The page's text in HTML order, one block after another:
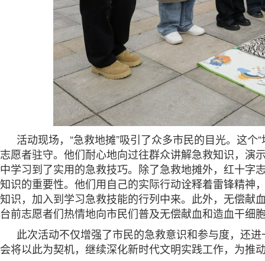
活动现场，“急救地摊”吸引了众多市民的目光。这
志愿者驻守。他们耐心地向过往群众讲解急救知识，演
中学习到了实用的急救技巧。除了急救地摊外，红十字
知识的重要性。他们用自己的实际行动诠释着雷锋精神
知识，加入到学习急救技能的行列中来。此外，无偿献
台前志愿者们热情地向市民们普及无偿献血和造血干细
此次活动不仅增强了市民的急救意识和参与度，还
会将以此为契机，继续深化新时代文明实践工作，为推